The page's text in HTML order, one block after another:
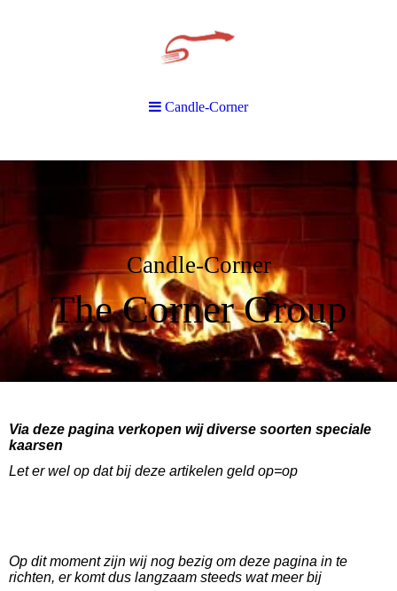
Candle-Corner
The Corner Group
Via deze pagina verkopen wij diverse soorten speciale
kaarsen
Let er wel op dat bij deze artikelen geld op=op
Op dit moment zijn wij nog bezig om deze pagina in te
richten, er komt dus langzaam steeds wat meer bij
Candle-Corner